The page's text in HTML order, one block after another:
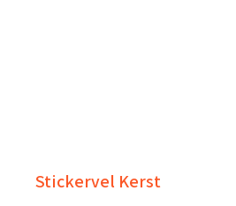
Stickervel Kerst